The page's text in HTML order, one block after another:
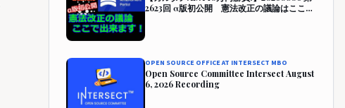
2623回 α版初公開 憲法改正の議論はここで
OPEN SOURCE OFFICE AT INTERSECT MBO
Open Source Committee Intersect August
6, 2026 Recording